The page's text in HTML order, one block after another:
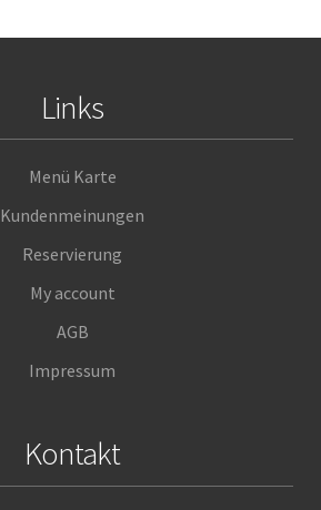
Links
Menü Karte
Kundenmeinungen
Reservierung
My account
AGB
Impressum
Kontakt